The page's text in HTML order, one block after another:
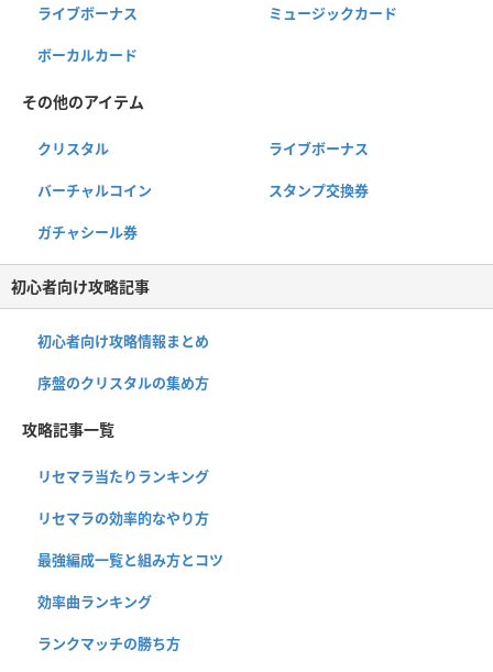
ライブボーナス ミュージックカード
ボーカルカード
その他のアイテム
クリスタル ライブボーナス
バーチャルコイン スタンプ交換券
ガチャシール券
初心者向け攻略記事
初心者向け攻略情報まとめ
序盤のクリスタルの集め方
攻略記事一覧
リセマラ当たりランキング
リセマラの効率的なやり方
最強編成一覧と組み方とコツ
効率曲ランキング
ランクマッチの勝ち方